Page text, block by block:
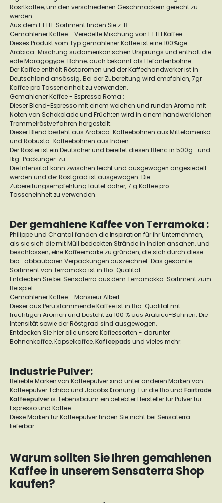
Rösrtkaffee, um den verschiedenen Geschmäckern gerecht zu
werden.
Aus dem ETTLI-Sortiment finden Sie z. B. :
Gemahlener Kaffee - Veredelte Mischung von ETTLI Kaffee :
Dieses Produkt vom Typ gemahlener Kaffee ist eine 100%ige
Arabica-Mischung südamerikanischen Ursprungs und enthält die
edle Maragogype-Bohne, auch bekannt als Elefantenbohne.
Der Kaffee enthält Röstaromen und der Kaffeehandwerker ist in
Deutschland ansässig. Bei der Zubereitung wird empfohlen, 7gr
Kaffee pro Tasseneinheit zu verwenden.
Gemahlener Kaffee - Espresso Roma :
Dieser Blend-Espresso mit einem weichen und runden Aroma mit
Noten von Schokolade und Früchten wird in einem handwerklichen
Trommelröstverfahren hergestellt.
Dieser Blend besteht aus Arabica-Kaffeebohnen aus Mittelamerika
und Robusta-Kaffeebohnen aus Indien.
Der Röster ist ein Deutscher und bereitet diesen Blend in 500g- und
1kg-Packungen zu.
Die Intensität kann zwischen leicht und ausgewogen angesiedelt
werden und der Röstgrad ist ausgewogen. Die
Zubereitungsempfehlung lautet daher, 7 g Kaffee pro
Tasseneinheit zu verwenden.
Der gemahlene Kaffee von Terramoka :
Philippe und Chantal fanden die Inspiration für ihr Unternehmen,
als sie sich die mit Müll bedeckten Strände in Indien ansahen, und
beschlossen, eine Kaffeemarke zu gründen, die sich durch diese
bio- abbaubaren Verpackungen auszeichnet. Das gesamte
Sortiment von Terramoka ist in Bio-Qualität.
Entdecken Sie bei Sensaterra aus dem Terramokka-Sortiment zum
Beispiel :
Gemahlener Kaffee - Monsieur Albert :
Dieser aus Peru stammende Kaffee ist in Bio-Qualität mit
fruchtigen Aromen und besteht zu 100 % aus Arabica-Bohnen. Die
Intensität sowie der Röstgrad sind ausgewogen.
Entdecken Sie hier alle unsere Kaffeesorten - darunter
Bohnenkaffee, Kapselkaffee,Kaffeepads und vieles mehr.
Industrie Pulver:
Beliebte Marken von Kaffeepulver sind unter anderen Marken von
Kaffeepulver Tchibo und Jacobs Krönung. Für die Bio und Fairtrade
Kaffeepulverist Lebensbaum ein beliebter Hersteller für Pulver für
Espresso und Kaffee.
Diese Marken für Kaffeepulver finden Sie nicht bei Sensaterra
lieferbar.
Warum sollten Sie Ihren gemahlenen
Kaffee in unserem Sensaterra Shop
kaufen?